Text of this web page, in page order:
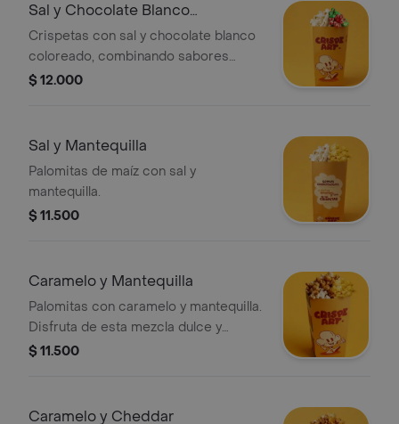
Sal y Chocolate Blanco
Coloreado
Crispetas con sal y chocolate blanco
coloreado, combinando sabores
salados y dulces.
$ 12.000
Sal y Mantequilla
Palomitas de maíz con sal y
mantequilla.
$ 11.500
Caramelo y Mantequilla
Palomitas con caramelo y mantequilla.
Disfruta de esta mezcla dulce y
salada en un paquete personal.
$ 11.500
Caramelo y Cheddar